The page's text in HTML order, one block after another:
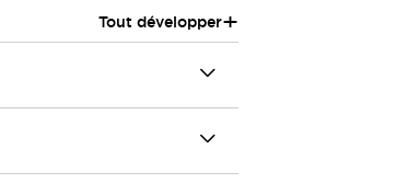
Tout développer+